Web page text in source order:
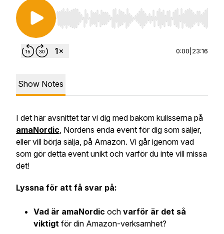
Use Left/Right to seek, Home/End to jump to
0:00 23:16
Show Notes
I det här avsnittet tar vi dig med bakom kulisserna på
amaNordic, Nordens enda event för dig som säljer,
eller vill börja sälja, på Amazon. Vi går igenom vad
som gör detta event unikt och varför du inte vill missa
det!
Lyssna för att få svar på:
Vad är amaNordic och varför är det så
viktigt för din Amazon-verksamhet?